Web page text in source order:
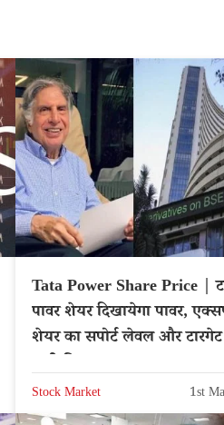
Tata Power Share Price |
पावर शेयर दिखायेगा पावर,
शेयर का सपोर्ट लेवल और टारगेट
Stock Market 1st